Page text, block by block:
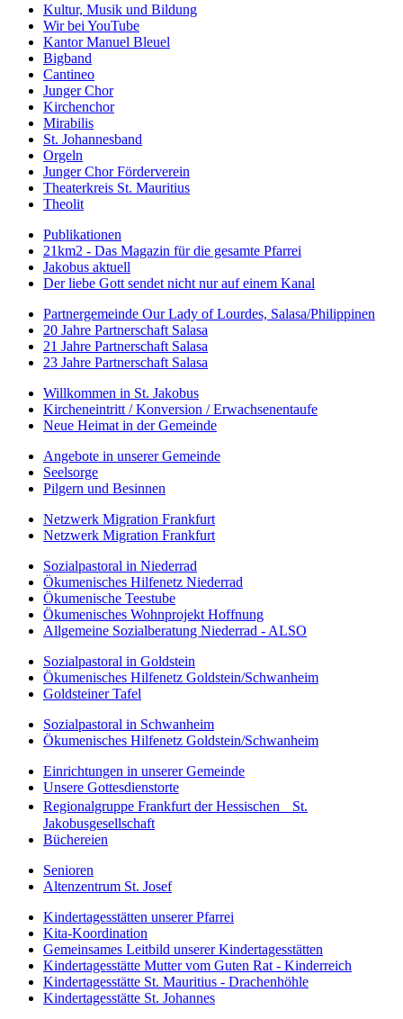
Kultur, Musik und Bildung
Wir bei YouTube
Kantor Manuel Bleuel
Bigband
Cantineo
Junger Chor
Kirchenchor
Mirabilis
St. Johannesband
Orgeln
Junger Chor Förderverein
Theaterkreis St. Mauritius
Theolit
Publikationen
21km2 - Das Magazin für die gesamte Pfarrei
Jakobus aktuell
Der liebe Gott sendet nicht nur auf einem Kanal
Partnergemeinde Our Lady of Lourdes, Salasa/Philippinen
20 Jahre Partnerschaft Salasa
21 Jahre Partnerschaft Salasa
23 Jahre Partnerschaft Salasa
Willkommen in St. Jakobus
Kircheneintritt / Konversion / Erwachsenentaufe
Neue Heimat in der Gemeinde
Angebote in unserer Gemeinde
Seelsorge
Pilgern und Besinnen
Netzwerk Migration Frankfurt
Netzwerk Migration Frankfurt
Sozialpastoral in Niederrad
Ökumenisches Hilfenetz Niederrad
Ökumenische Teestube
Ökumenisches Wohnprojekt Hoffnung
Allgemeine Sozialberatung Niederrad - ALSO
Sozialpastoral in Goldstein
Ökumenisches Hilfenetz Goldstein/Schwanheim
Goldsteiner Tafel
Sozialpastoral in Schwanheim
Ökumenisches Hilfenetz Goldstein/Schwanheim
Einrichtungen in unserer Gemeinde
Unsere Gottesdienstorte
Regionalgruppe Frankfurt der Hessischen St.
Jakobusgesellschaft
Büchereien
Senioren
Altenzentrum St. Josef
Kindertagesstätten unserer Pfarrei
Kita-Koordination
Gemeinsames Leitbild unserer Kindertagesstätten
Kindertagesstätte Mutter vom Guten Rat - Kinderreich
Kindertagesstätte St. Mauritius - Drachenhöhle
Kindertagesstätte St. Johannes